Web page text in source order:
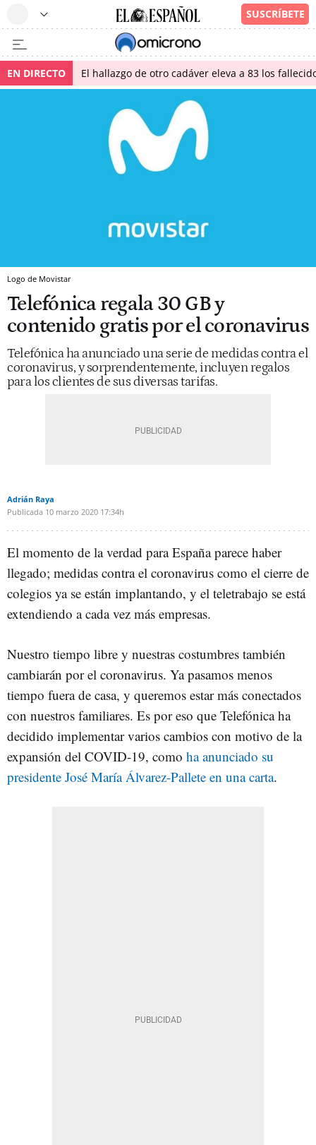
EN DIRECTO El hallazgo de otro cadáver eleva a 83 los
Logo de Movistar
Telefónica regala 30 GB y
contenido gratis por el coronavirus
Telefónica ha anunciado una serie de medidas contra el
coronavirus, y sorprendentemente, incluyen regalos
para los clientes de sus diversas tarifas.
Adrián Raya
Publicada 10 marzo 2020 17:34h
El momento de la verdad para España parece haber
llegado; medidas contra el coronavirus como el cierre de
colegios ya se están implantando, y el teletrabajo se está
extendiendo a cada vez más empresas.
Nuestro tiempo libre y nuestras costumbres también
cambiarán por el coronavirus. Ya pasamos menos
tiempo fuera de casa, y queremos estar más conectados
con nuestros familiares. Es por eso que Telefónica ha
decidido implementar varios cambios con motivo de la
expansión del COVID-19, como ha anunciado su
presidente José María Álvarez-Pallete en una carta.